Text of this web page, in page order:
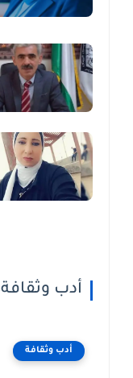
أدب وثقافة
أدب وثقافة